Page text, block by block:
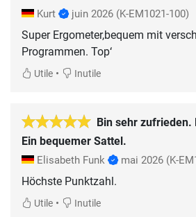
Kurt juin 2026 (K-EM1021-100)
Super Ergometer,bequem mit
Programmen. Top‘
Utile • Inutile
Bin sehr zufrieden.
Ein bequemer Sattel.
Elisabeth Funk mai 2026 (K-
Höchste Punktzahl.
Utile • Inutile